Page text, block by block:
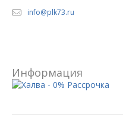
info@plk73.ru
Информация